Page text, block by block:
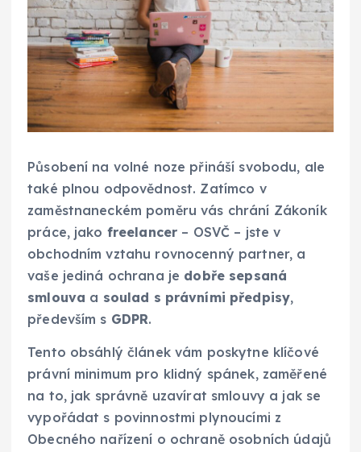
Působení na volné noze přináší svobodu, ale
také plnou odpovědnost. Zatímco v
zaměstnaneckém poměru vás chrání Zákoník
práce, jako freelancer – OSVČ – jste v
obchodním vztahu rovnocenný partner, a
vaše jediná ochrana je dobře sepsaná
smlouva a soulad s právními předpisy,
především s GDPR.
Tento obsáhlý článek vám poskytne klíčové
právní minimum pro klidný spánek, zaměřené
na to, jak správně uzavírat smlouvy a jak se
vypořádat s povinnostmi plynoucími z
Obecného nařízení o ochraně osobních údajů